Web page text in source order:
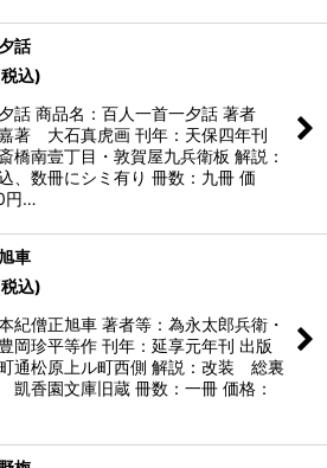
話
込)
話 商品名：百人一首一夕話 著者
著 大石真虎画 刊年：天保四年刊
橋南壹丁目・敦賀屋九兵衛板 解説：
、数冊にシミ有り 冊数：九冊 価
円…
車
込)
紀僧正旭車 著者等：為永太郎兵衛・
岡珍平等作 刊年：延享元年刊 出版
通松原上ル町西側 解説：改装 総裏
香園文庫旧蔵 冊数：一冊 価格：